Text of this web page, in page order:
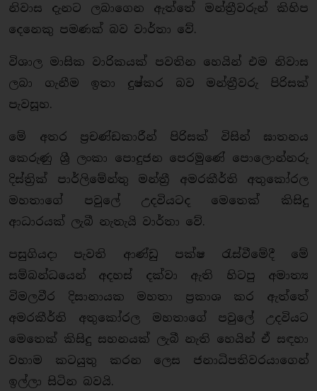
නිවාස දැනට ලබාගෙන ඇත්තේ මන්ත්‍රීවරුන් කිහිප
දෙනෙකු පමණක් බව වාර්තා වේ.
විශාල මාසික වාරිකයක් පවතින හෙයින් එම නිවාස
ලබා ගැනීම ඉතා දුෂ්කර බව මන්ත්‍රීවරු පිරිසක්
පැවසූහ.
මේ අතර ප්‍රචණ්ඩකාරීන් පිරිසක් විසින් ඝාතනය
කෙරුණු ශ්‍රී ලංකා පොදුජන පෙරමුණේ පොලොන්නරු
දිස්ත්‍රික් පාර්ලිමේන්තු මන්ත්‍රී අමරකීර්ති අතුකෝරල
මහතාගේ පවුලේ උදවියටද මෙතෙක් කිසිදු
ආධාරයක් ලැබී නැතැයි වාර්තා වේ.
පසුගියදා පැවති ආණ්ඩු පක්ෂ රැස්වීමේදී මේ
සම්බන්ධයෙන් අදහස් දක්වා ඇති හිටපු අමාත්‍ය
විමලවීර දිසානායක මහතා ප්‍රකාශ කර ඇත්තේ
අමරකීර්ති අතුකෝරල මහතාගේ පවුලේ උදවියට
මෙතෙක් කිසිදු සහනයක් ලැබී නැති හෙයින් ඒ සඳහා
වහාම කටයුතු කරන ලෙස ජනාධිපතිවරයාගෙන්
ඉල්ලා සිටින බවයි.